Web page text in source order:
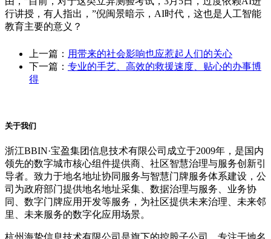
行讲授，有人指出，”倪闽景暗示，AI时代，这也是人工智能
教育主要的意义？
上一篇： 用带来的社会影响也应惹起人们的关心
下一篇： 专业的手艺、高效的救援速度、贴心的办事博
得
关于我们
浙江BBIN·宝盈集团信息技术有限公司成立于2009年，是国内
领先的数字城市核心组件提供商、社区智慧治理与服务创新引
导者。致力于地名地址协同服务与智慧门牌服务体系建设，公
司为政府部门提供地名地址采集、数据治理与服务、业务协
同、数字门牌应用开发等服务，为社区提供未来治理、未来邻
里、未来服务的数字化应用场景。
杭州海挚信息技术有限公司是旗下的控股子公司，专注于地名